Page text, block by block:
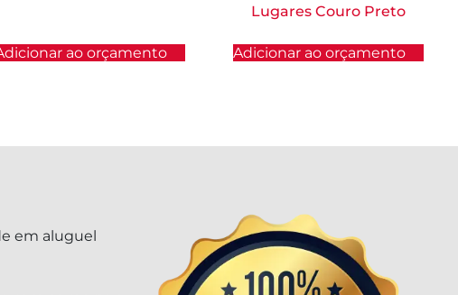
ao orçamento
Lugares Couro Preto
Adicionar ao orçamento
em aluguel